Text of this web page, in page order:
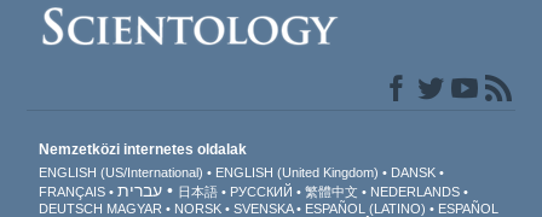
Nemzetközi internetes oldalak
ENGLISH (US/International) ENGLISH (United Kingdom)
DANSK
FRANÇAIS
עברית 日本語 РУССКИЙ 繁體中文
NEDERLANDS
DEUTSCH MAGYAR NORSK SVENSKA ESPAÑOL (LATINO) ESPAÑOL